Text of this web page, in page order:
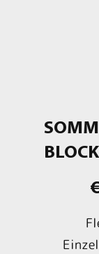
BLOCK